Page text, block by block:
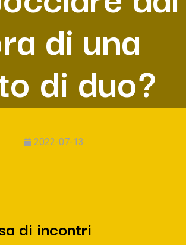
di una
di duo?
2022-07-13
di incontri